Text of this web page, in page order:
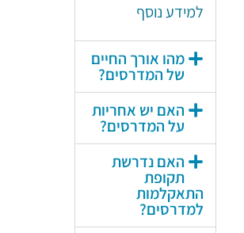
למידע נוסף
מהו אורך החיים
של המדרסים?
האם יש אחריות
על המדרסים?
האם נדרשת
תקופת
התאקלמות
למדרסים?